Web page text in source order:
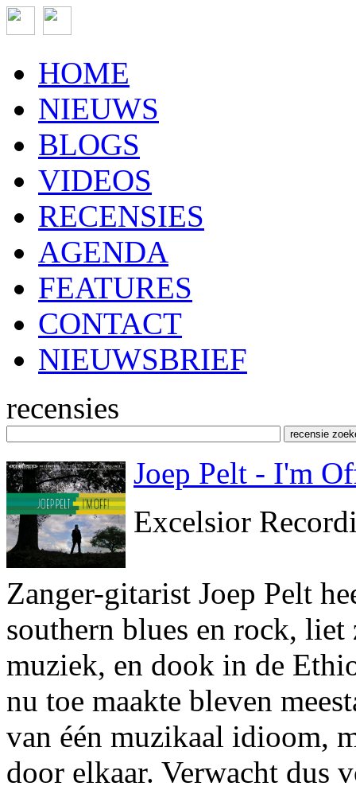
HOME
NIEUWS
BLOGS
VIDEOS
RECENSIES
AGENDA
FEATURES
CONTACT
NIEUWSBRIEF
recensies
Joep Pelt - I'm
Excelsior
Zanger-gitarist Joep Pelt
southern blues en rock,
muziek, en dook in de
nu toe maakte bleven
van één muzikaal idioom,
door elkaar. Verwacht dus